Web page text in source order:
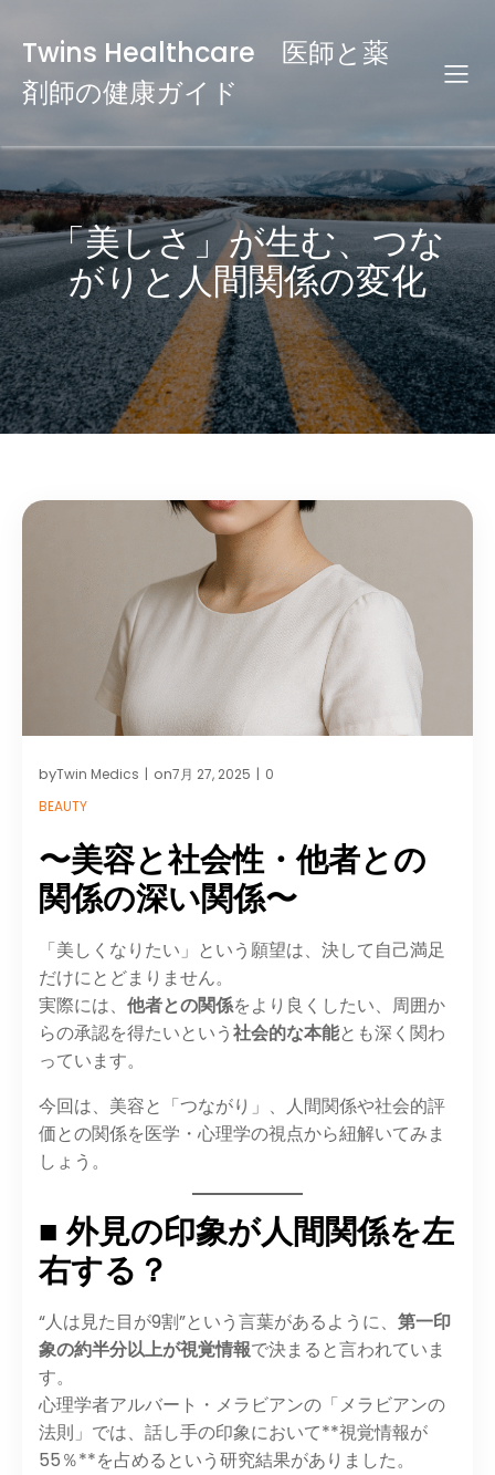
Twins Healthcare 医師と薬
剤師の健康ガイド
「美しさ」が生む、つな
がりと人間関係の変化
byTwin Medics | on7月 27, 2025 | 0
BEAUTY
〜美容と社会性・他者との
関係の深い関係〜
「美しくなりたい」という願望は、決して自己満足
だけにとどまりません。
実際には、 他者との関係をより良くしたい、周囲か
らの承認を得たいという社会的な本能とも深く関わ
っています。
今回は、美容と「つながり」、人間関係や社会的評
価との関係を医学・心理学の視点から紐解いてみま
しょう。
■ 外見の印象が人間関係を左
右する？
“人は見た目が9割”という言葉があるように、 第一印
象の約半分以上が視覚情報で決まると言われていま
す。
心理学者アルバート・メラビアンの「メラビアンの
法則」では、話し手の印象において**視覚情報が
55％**を占めるという研究結果がありました。